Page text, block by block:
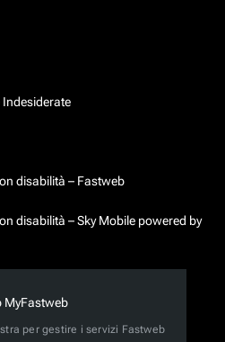
Indesiderate
disabilità – Fastweb
disabilità – Sky Mobile powered by
MyFastweb
per gestire i servizi Fastweb